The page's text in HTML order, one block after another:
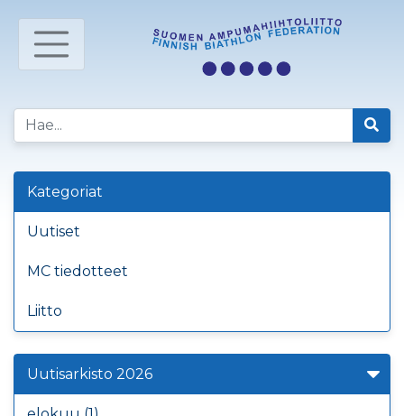
Kategoriat
Uutiset
MC tiedotteet
Liitto
Uutisarkisto 2026